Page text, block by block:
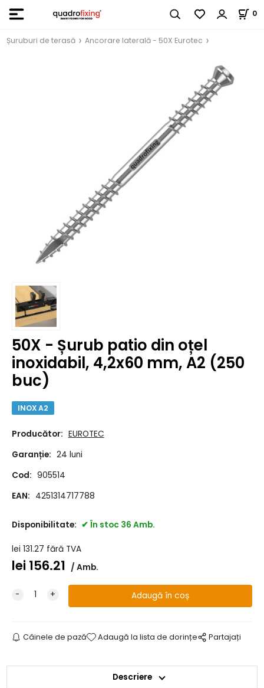
0
Șuruburi de terasă Ancorare laterală - 50X Eurotec
50X - Șurub patio din oțel
inoxidabil, 4,2x60 mm, A2 (250
buc)
INOX A2
Producător: EUROTEC
Garanție: 24 luni
Cod: 905514
EAN: 4251314717788
Disponibilitate: În stoc 36 Amb.
lei 131.27 fără TVA
lei156.21 Amb.
Câinele de pază Adaugă la lista de dorințe Partajați
Descriere